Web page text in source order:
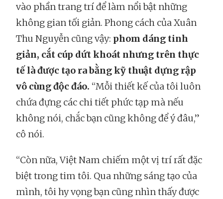
vào phần trang trí để làm nổi bật những
không gian tối giản. Phong cách của Xuân
Thu Nguyễn cũng vậy: phom dáng tinh
giản, cắt cúp dứt khoát nhưng trên thực
tế là được tạo ra bằng kỹ thuật dựng rập
vô cùng độc đáo. “Mỗi thiết kế của tôi luôn
chứa đựng các chi tiết phức tạp mà nếu
không nói, chắc bạn cũng không để ý đâu,”
cô nói.
“Còn nữa, Việt Nam chiếm một vị trí rất đặc
biệt trong tim tôi. Qua những sáng tạo của
mình, tôi hy vọng bạn cũng nhìn thấy được